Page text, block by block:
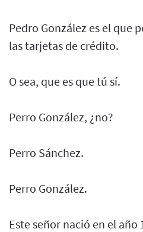
Pedro González es el que
las tarjetas de crédito.
O sea, que es que tú sí.
Perro González, ¿no?
Perro Sánchez.
Perro González.
Este señor nació en el año